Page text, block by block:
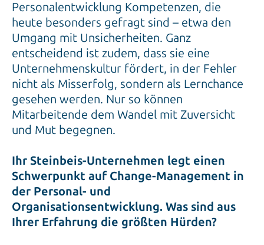
Personalentwicklung Kompetenzen, die
heute besonders gefragt sind – etwa den
Umgang mit Unsicherheiten. Ganz
entscheidend ist zudem, dass sie eine
Unternehmenskultur fördert, in der Fehler
nicht als Misserfolg, sondern als Lernchance
gesehen werden. Nur so können
Mitarbeitende dem Wandel mit Zuversicht
und Mut begegnen.
Ihr Steinbeis-Unternehmen legt einen
Schwerpunkt auf Change-Management in
der Personal- und
Organisationsentwicklung. Was sind aus
Ihrer Erfahrung die größten Hürden?